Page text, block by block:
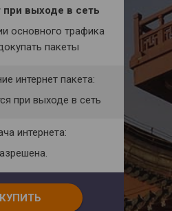
выходе в сеть
основного трафика
пакеты
интернет пакета:
при выходе в сеть
интернета:
КУПИТЬ